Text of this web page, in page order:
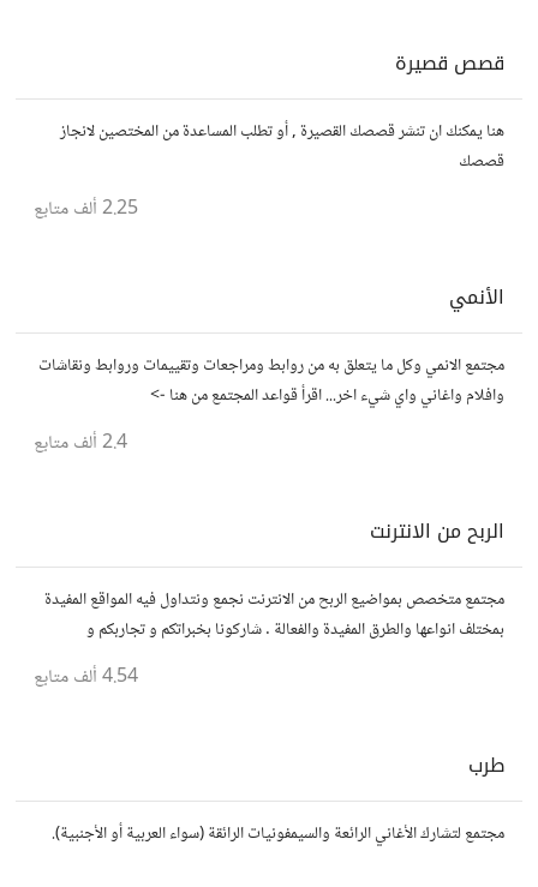
قصص قصيرة
هنا يمكنك ان تنشر قصصك القصيرة , أو تطلب المساعدة من المختصين لانجاز
قصصك
2.25 ألف متابع
الأنمي
مجتمع الانمي وكل ما يتعلق به من روابط ومراجعات وتقييمات وروابط ونقاشات
وافلام واغاني واي شيء اخر... اقرأ قواعد المجتمع من هنا ->
2.4 ألف متابع
الربح من الانترنت
مجتمع متخصص بمواضيع الربح من الانترنت نجمع ونتداول فيه المواقع المفيدة
بمختلف انواعها والطرق المفيدة والفعالة . شاركونا بخبراتكم و تجاربكم و
4.54 ألف متابع
طرب
مجتمع لتشارك الأغاني الرائعة والسيمفونيات الرائقة (سواء العربية أو الأجنبية).